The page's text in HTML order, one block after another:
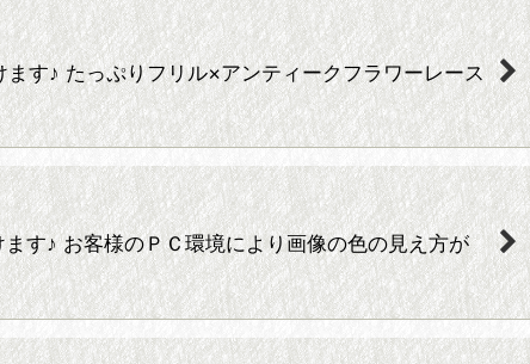
♪ たっぷりフリル×アンティークフラワーレース
♪ お客様のＰＣ環境により画像の色の見え方が